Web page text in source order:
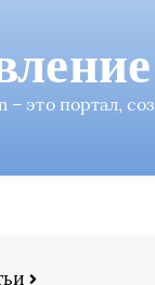
– это портал,